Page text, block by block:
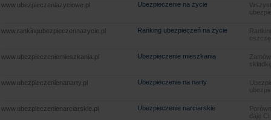
www.ubezpieczeniazyciowe.pl Ubezpieczenie na życie
www.rankingubezpieczennazycie.pl Ranking ubezpieczeń na życie
www.ubezpieczeniemieszkania.pl Ubezpieczenie mieszkania
www.ubezpieczenienanarty.pl Ubezpieczenie na narty
www.ubezpieczenienarciarskie.pl Ubezpieczenie narciarskie
daję